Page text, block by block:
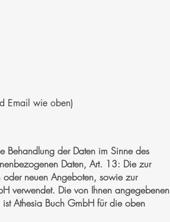
Email wie oben)
Behandlung der Daten im Sinne des
Daten, Art. 13: Die zur
oder neuen Angeboten, sowie zur
verwendet. Die von Ihnen angegebenen
Athesia Buch GmbH für die oben